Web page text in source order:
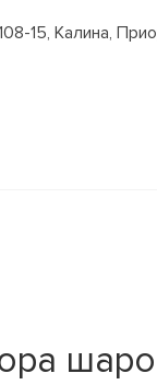
15, Калина,